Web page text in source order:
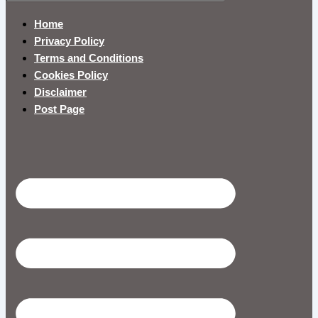
Home
Privacy Policy
Terms and Conditions
Cookies Policy
Disclaimer
Post Page